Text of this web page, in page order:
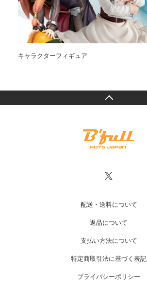
キャラクターフィギュア
配送・送料について
返品について
支払い方法について
特定商取引法に基づく表記
プライバシーポリシー